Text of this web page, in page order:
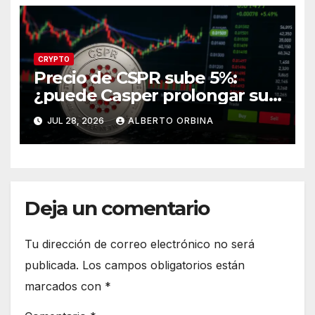
CRYPTO
Precio de CSPR sube 5%:
¿puede Casper prolongar su
recuperación?
JUL 28, 2026 ALBERTO ORBINA
Deja un comentario
Tu dirección de correo electrónico no será
publicada. Los campos obligatorios están
marcados con *